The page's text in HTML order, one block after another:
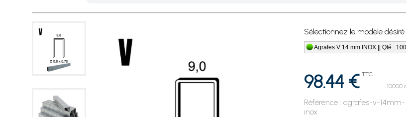
Frais de port offerts en France métropolitaine dès l'achat de 4 sachets ou boîtes d'agrafes ou de pointes !
Sélectionnez le modèle
Agrafes V 14 mm INOX || Qté :
98.44 € TTC
10000
Référence :agrafes-v-14mm-
inox